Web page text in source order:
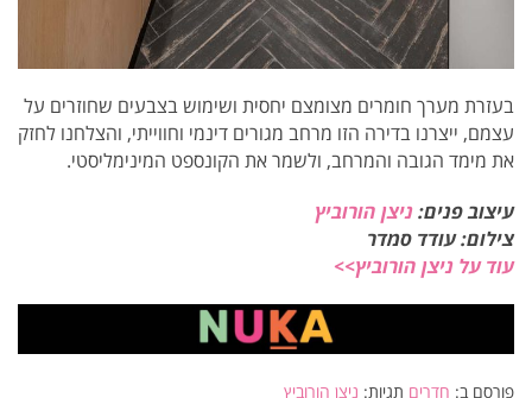
בעזרת מערך חומרים מצומצם יחסית ושימוש בצבעים שחוזרים על
עצמם, ייצרנו בדירה הזו מרחב מגורים דינמי וחווייתי, והצלחנו לחזק
את מימד הגובה והמרחב, ולשמר את הקונספט המינימליסטי.
עיצוב פנים:ניצן הורוביץ
צילום: עודד סמדר
עוד על ניצן הורוביץ>>
פורסם ב: חדרים תגיות: ניצן הורוביץ